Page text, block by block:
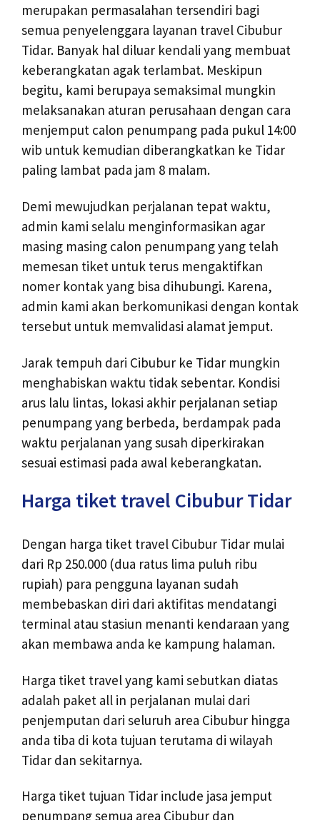
merupakan permasalahan tersendiri bagi
semua penyelenggara layanan travel Cibubur
Tidar. Banyak hal diluar kendali yang membuat
keberangkatan agak terlambat. Meskipun
begitu, kami berupaya semaksimal mungkin
melaksanakan aturan perusahaan dengan cara
menjemput calon penumpang pada pukul 14:00
wib untuk kemudian diberangkatkan ke Tidar
paling lambat pada jam 8 malam.
Demi mewujudkan perjalanan tepat waktu,
admin kami selalu menginformasikan agar
masing masing calon penumpang yang telah
memesan tiket untuk terus mengaktifkan
nomer kontak yang bisa dihubungi. Karena,
admin kami akan berkomunikasi dengan kontak
tersebut untuk memvalidasi alamat jemput.
Jarak tempuh dari Cibubur ke Tidar mungkin
menghabiskan waktu tidak sebentar. Kondisi
arus lalu lintas, lokasi akhir perjalanan setiap
penumpang yang berbeda, berdampak pada
waktu perjalanan yang susah diperkirakan
sesuai estimasi pada awal keberangkatan.
Harga tiket travel Cibubur Tidar
Dengan harga tiket travel Cibubur Tidar mulai
dari Rp 250.000 (dua ratus lima puluh ribu
rupiah) para pengguna layanan sudah
membebaskan diri dari aktifitas mendatangi
terminal atau stasiun menanti kendaraan yang
akan membawa anda ke kampung halaman.
Harga tiket travel yang kami sebutkan diatas
adalah paket all in perjalanan mulai dari
penjemputan dari seluruh area Cibubur hingga
anda tiba di kota tujuan terutama di wilayah
Tidar dan sekitarnya.
Harga tiket tujuan Tidar include jasa jemput
penumpang semua area Cibubur dan